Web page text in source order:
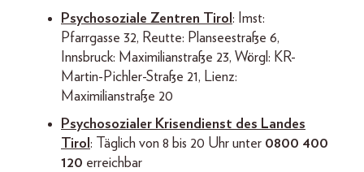
Psychosoziale Zentren Tirol : Imst:
Pfarrgasse 32, Reutte: Planseestraße 6,
Innsbruck: Maximilianstraße 23, Wörgl: KR-
Martin-Pichler-Straße 21, Lienz:
Maximilianstraße 20
Psychosozialer Krisendienst des Landes
Tirol : Täglich von 8 bis 20 Uhr unter 0800 400
120 erreichbar